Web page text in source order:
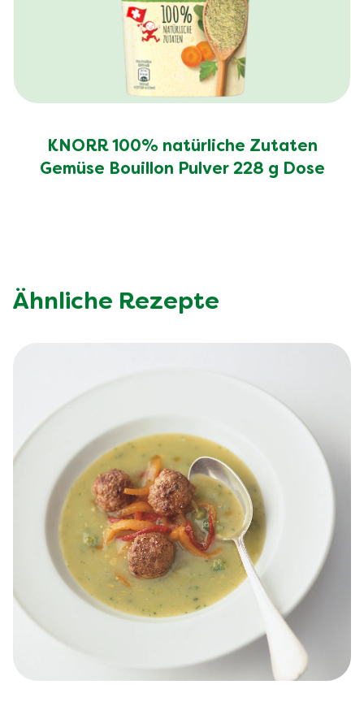
KNORR 100% natürliche Zutaten
Gemüse Bouillon Pulver 228 g Dose
Ähnliche Rezepte